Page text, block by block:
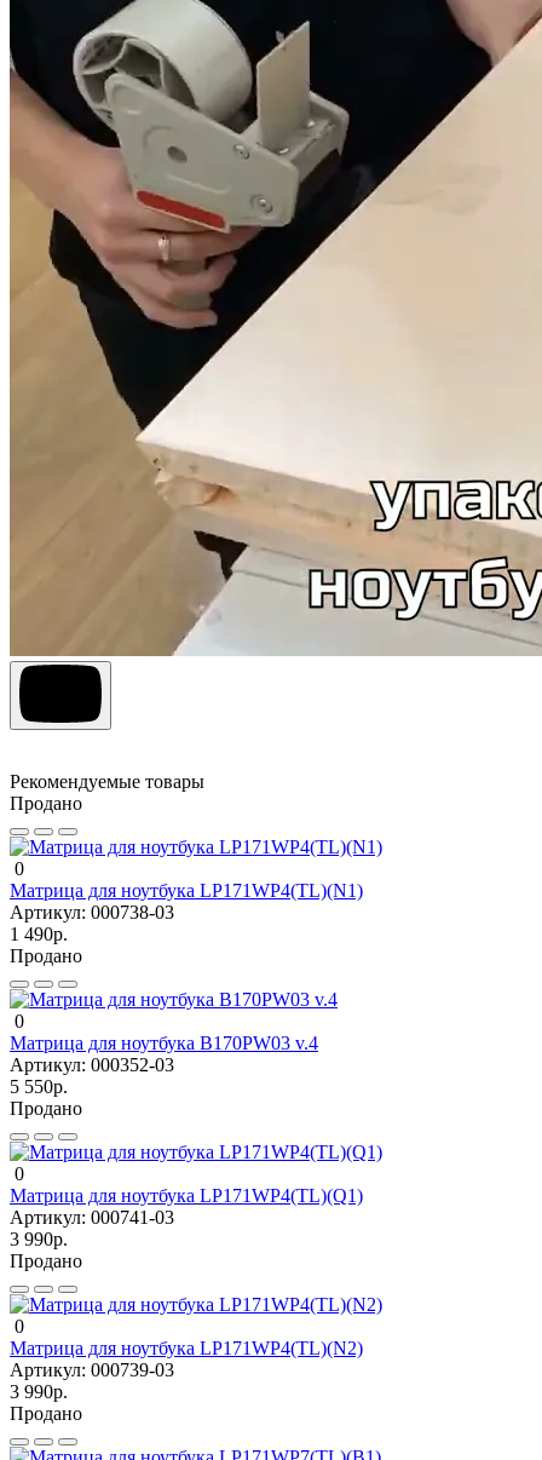
Рекомендуемые товары
Продано
0
Матрица для ноутбука LP171WP4(TL)(N1)
Артикул: 000738-03
1 490р.
Продано
0
Матрица для ноутбука B170PW03 v.4
Артикул: 000352-03
5 550р.
Продано
0
Матрица для ноутбука LP171WP4(TL)(Q1)
Артикул: 000741-03
3 990р.
Продано
0
Матрица для ноутбука LP171WP4(TL)(N2)
Артикул: 000739-03
3 990р.
Продано